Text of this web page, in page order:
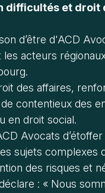
difficultés et droit
d’être d'ACD
acteurs
des affaires,
contentieux des
en droit social.
Avocats
sujets complexes
des risques et
: « Nous